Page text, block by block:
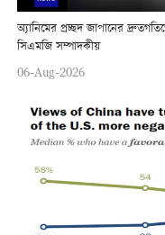
অ্যানিমের প্রচ্ছদ জাপানের
সিএমজি সম্পাদকীয়
06-Aug-2026